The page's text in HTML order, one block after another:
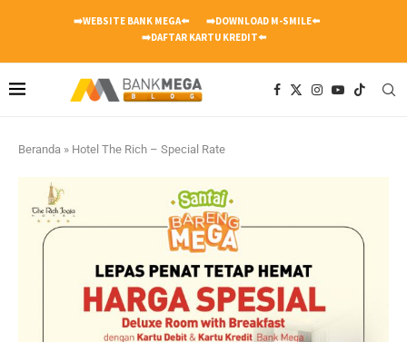
➡️WEBSITE BANK MEGA⬅️
➡️DOWNLOAD M-SMILE⬅️
➡️DAFTAR KARTU KREDIT⬅️
Beranda » Hotel The Rich – Special Rate